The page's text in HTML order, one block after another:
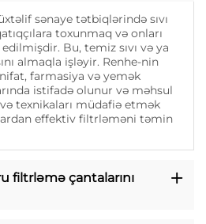
sənaye tətbiqlərində sıvı
toxunmaq və onları
Bu, temiz sıvı və ya
almaqla işləyir. Renhe-nin
farmasiya və yemək
istifadə olunur və məhsul
texnikaları müdafiə etmək
effektiv filtrləməni təmin
filtrləmə çantalarını